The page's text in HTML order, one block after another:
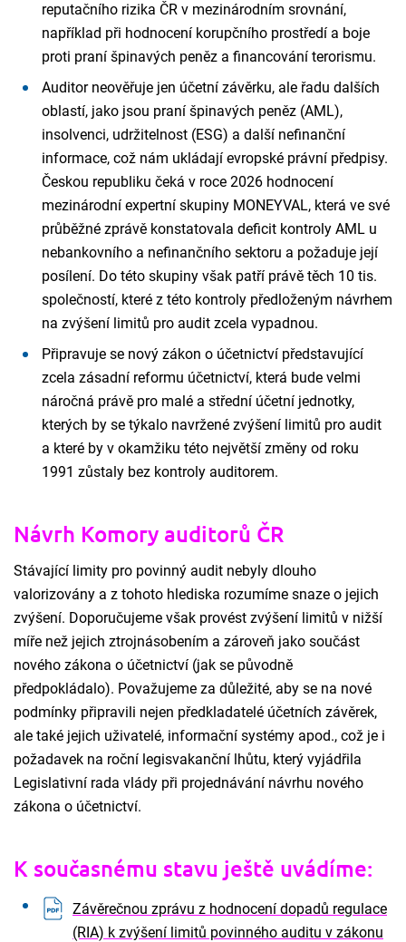
reputačního rizika ČR v mezinárodním srovnání,
například při hodnocení korupčního prostředí a boje
proti praní špinavých peněz a financování terorismu.
Auditor neověřuje jen účetní závěrku, ale řadu dalších
oblastí, jako jsou praní špinavých peněz (AML),
insolvenci, udržitelnost (ESG) a další nefinanční
informace, což nám ukládají evropské právní předpisy.
Českou republiku čeká v roce 2026 hodnocení
mezinárodní expertní skupiny MONEYVAL, která ve své
průběžné zprávě konstatovala deficit kontroly AML u
nebankovního a nefinančního sektoru a požaduje její
posílení. Do této skupiny však patří právě těch 10 tis.
společností, které z této kontroly předloženým návrhem
na zvýšení limitů pro audit zcela vypadnou.
Připravuje se nový zákon o účetnictví představující
zcela zásadní reformu účetnictví, která bude velmi
náročná právě pro malé a střední účetní jednotky,
kterých by se týkalo navržené zvýšení limitů pro audit
a které by v okamžiku této největší změny od roku
1991 zůstaly bez kontroly auditorem.
Návrh Komory auditorů ČR
Stávající limity pro povinný audit nebyly dlouho
valorizovány a z tohoto hlediska rozumíme snaze o jejich
zvýšení. Doporučujeme však provést zvýšení limitů v nižší
míře než jejich ztrojnásobením a zároveň jako součást
nového zákona o účetnictví (jak se původně
předpokládalo). Považujeme za důležité, aby se na nové
podmínky připravili nejen předkladatelé účetních závěrek,
ale také jejich uživatelé, informační systémy apod., což je i
požadavek na roční legisvakanční lhůtu, který vyjádřila
Legislativní rada vlády při projednávání návrhu nového
zákona o účetnictví.
K současnému stavu ještě uvádíme:
Závěrečnou zprávu z hodnocení dopadů regulace
(RIA) k zvýšení limitů povinného auditu v zákonu